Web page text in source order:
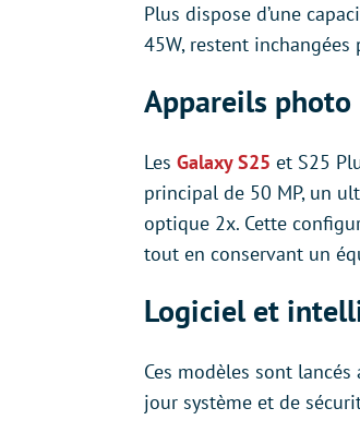
Plus dispose d’une
45W, restent
Appareils
Les Galaxy S25 et S25
principal de 50 MP, un
optique 2x. Cette
tout en conservant un
Logiciel et
Ces modèles sont
jour système et de